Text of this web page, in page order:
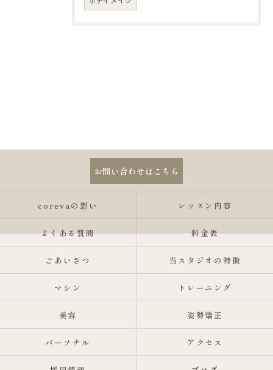
お問い合わせはこちら
corevaの想い レッスン内容
よくある質問 料金表
ごあいさつ 当スタジオの特徴
マシン トレーニング
美容 姿勢矯正
パーソナル アクセス